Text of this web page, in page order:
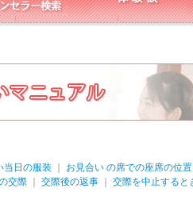
当日の服装
お見合い の席での座席の位
交際｜ 交際後の返事｜ 交際を中止すると